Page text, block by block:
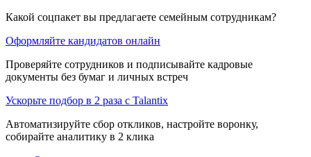
Какой соцпакет вы предлагаете семейным сотрудникам?
Оформляйте кандидатов онлайн
Проверяйте сотрудников и подписывайте кадровые
документы без бумаг и личных встреч
Ускорьте подбор в 2 раза с Talantix
Автоматизируйте сбор откликов, настройте воронку,
собирайте аналитику в 2 клика